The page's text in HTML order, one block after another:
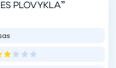
PLOVYKLA”